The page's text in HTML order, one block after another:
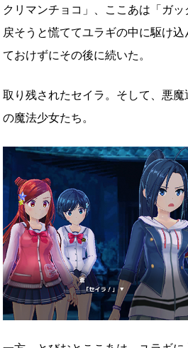
クリマンチョコ」、ここあは「ガ
戻そうと慌ててユラギの中に駆け
ておけずにその後に続いた。
取り残されたセイラ。そして、悪
の魔法少女たち。